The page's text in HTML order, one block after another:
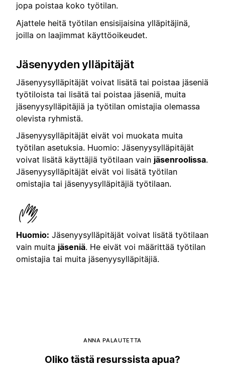
jopa poistaa koko työtilan.
Ajattele heitä työtilan ensisijaisina ylläpitäjinä,
joilla on laajimmat käyttöoikeudet.
Jäsenyyden ylläpitäjät
Jäsenyysylläpitäjät voivat lisätä tai poistaa jäseniä
työtiloista tai lisätä tai poistaa jäseniä, muita
jäsenyysylläpitäjiä ja työtilan omistajia olemassa
olevista ryhmistä.
Jäsenyysylläpitäjät eivät voi muokata muita
työtilan asetuksia. Huomio: Jäsenyysylläpitäjät
voivat lisätä käyttäjiä työtilaan vain jäsenroolissa.
Jäsenyysylläpitäjät eivät voi lisätä työtilan
omistajia tai jäsenyysylläpitäjiä työtilaan.
Huomio: Jäsenyysylläpitäjät voivat lisätä työtilaan
vain muita jäseniä. He eivät voi määrittää työtilan
omistajia tai muita jäsenyysylläpitäjiä.
ANNA PALAUTETTA
Oliko tästä resurssista apua?